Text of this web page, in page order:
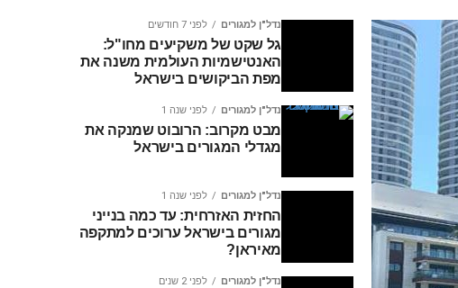
נדל"ן למגורים לפני 7 חודשים
גל שקט של משקיעים מחו"ל:
האנטישמיות העולמית משנה את
מפת הביקושים בישראל
נדל"ן למגורים לפני שנה 1
מבט מקרוב: הרובוט שמנקה את
מגדלי המגורים בישראל
נדל"ן למגורים לפני שנה 1
החזית האזרחית: עד כמה בנייני
מגורים בישראל ערוכים למתקפה
מאיראן?
נדל"ן למגורים לפני 2 שנים